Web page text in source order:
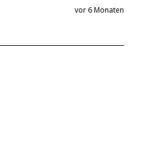
vor 6 Monaten